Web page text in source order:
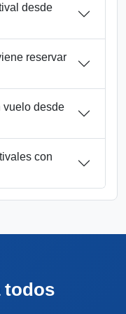
desde
reservar
vuelo desde
con
todos